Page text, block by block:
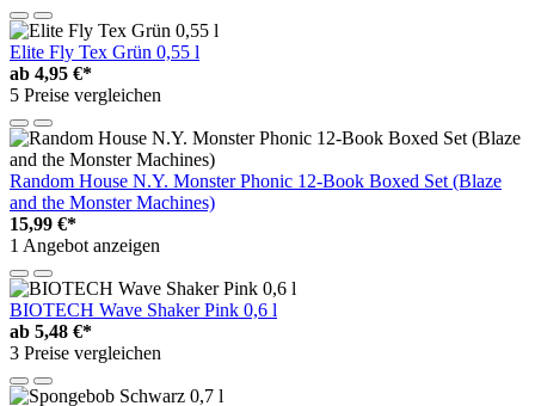
Elite Fly Tex Grün 0,55 l
ab 4,95 €*
5 Preise vergleichen
Random House N.Y. Monster Phonic 12-Book Boxed Set (Blaze
and the Monster Machines)
15,99 €*
1 Angebot anzeigen
BIOTECH Wave Shaker Pink 0,6 l
ab 5,48 €*
3 Preise vergleichen